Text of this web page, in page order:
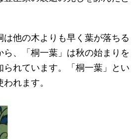
は他の木よりも早く葉が落ちる
ら、「桐一葉」は秋の始まりを
られています。「桐一葉」とい
れます。